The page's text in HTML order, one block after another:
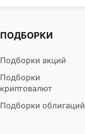
ПОДБОРКИ
Подборки акций
Подборки
криптовалют
Подборки облигаций